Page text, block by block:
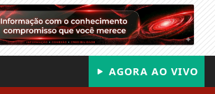
AGORA AO VIVO